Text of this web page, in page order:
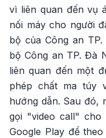
vì liên quan đến vụ
nối máy cho người
bộ của Công an
bộ Công an TP. Đà
liên quan đến một
phép chất ma túy
hướng dẫn. Sau đó,
gọi "video call" cho
Google Play để